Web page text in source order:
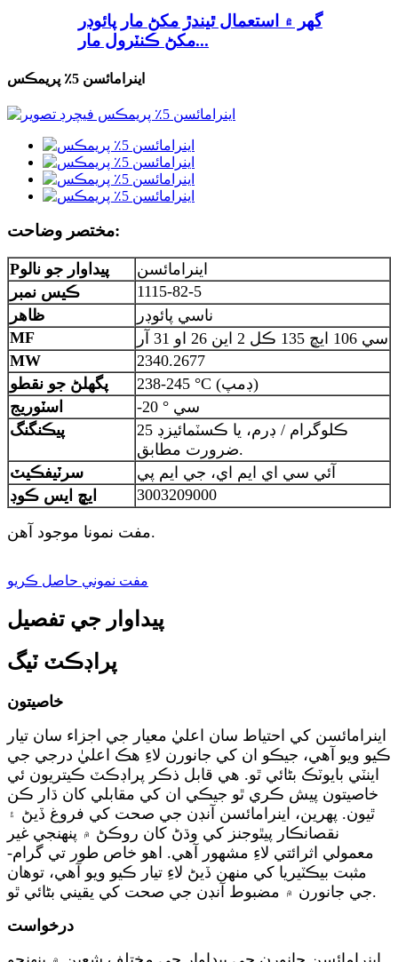
گھر ۾ استعمال ٿيندڙ مکڻ مار پائوڊر
مکڻ ڪنٽرول مار...
اينرامائسن 5٪ پريمڪس
مختصر وضاحت:
Pپيداوار جو نالو
اينرامائسن
ڪيس نمبر
1115-82-5
ظاهر
ناسي پائوڊر
MF
سي 106 ايڇ 135 ڪل 2 اين 26 او 31 آر
MW
2340.2677
پگھلڻ جو نقطو
238-245 °C (ڊمپ)
اسٽوريج
-20 ° سي
پيڪنگنگ
25 ڪلوگرام / ڊرم، يا ڪسٽمائيزڊ
ضرورت مطابق.
سرٽيفڪيٽ
آئي سي اي ايم اي، جي ايم پي
ايڇ ايس ڪوڊ
3003209000
مفت نمونا موجود آهن.
مفت نموني حاصل ڪريو
پيداوار جي تفصيل
پراڊڪٽ ٽيگ
خاصيتون
اينرامائسن کي احتياط سان اعليٰ معيار جي اجزاء سان تيار
ڪيو ويو آهي، جيڪو ان کي جانورن لاءِ هڪ اعليٰ درجي جي
اينٽي بايوٽڪ بڻائي ٿو. هي قابل ذڪر پراڊڪٽ ڪيتريون ئي
خاصيتون پيش ڪري ٿو جيڪي ان کي مقابلي کان ڌار ڪن
ٿيون. پهرين، اينرامائسن آنڊن جي صحت کي فروغ ڏيڻ ۽
نقصانڪار پيٿوجنز کي وڌڻ کان روڪڻ ۾ پنهنجي غير
معمولي اثرائتي لاءِ مشهور آهي. اهو خاص طور تي گرام-
مثبت بيڪٽيريا کي منهن ڏيڻ لاءِ تيار ڪيو ويو آهي، توهان
جي جانورن ۾ مضبوط آنڊن جي صحت کي يقيني بڻائي ٿو.
درخواست